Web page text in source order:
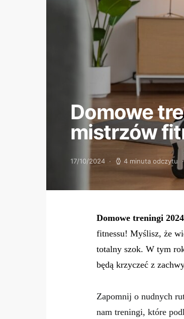
Domowe
mistrzów
17/10/2024 4 minuta odczytu
Domowe treningi 2024
fitnessu! Myślisz, że
totalny szok. W tym
będą krzyczeć z
Zapomnij o nudnych
nam treningi, które